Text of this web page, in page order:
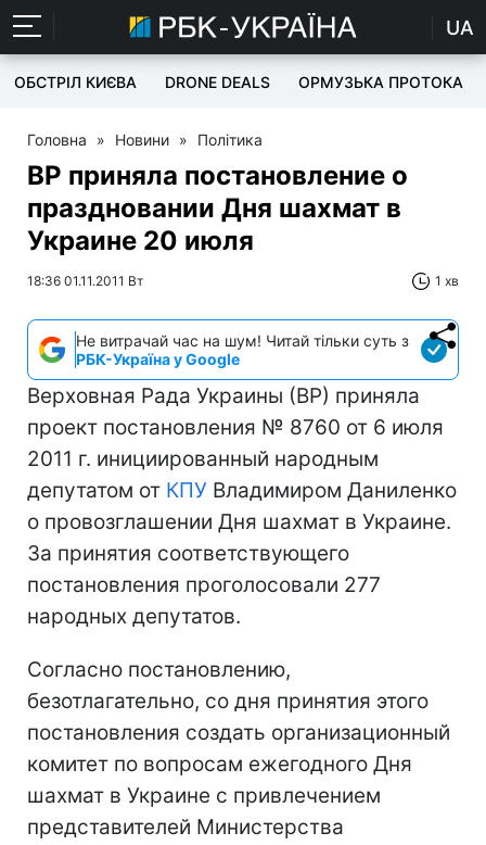
UA
ОБСТРІЛ КИЄВА DRONE DEALS ОРМУЗЬКА ПРОТОКА
Головна » Новини » Політика
ВР приняла постановление о
праздновании Дня шахмат в
Украине 20 июля
18:36 01.11.2011 Вт 1 хв
Не витрачай час на шум! Читай тільки суть з
РБК-Україна у Google
Верховная Рада Украины (ВР) приняла
проект постановления № 8760 от 6 июля
2011 г. инициированный народным
депутатом от КПУ Владимиром Даниленко
о провозглашении Дня шахмат в Украине.
За принятия соответствующего
постановления проголосовали 277
народных депутатов.
Согласно постановлению,
безотлагательно, со дня принятия этого
постановления создать организационный
комитет по вопросам ежегодного Дня
шахмат в Украине с привлечением
представителей Министерства